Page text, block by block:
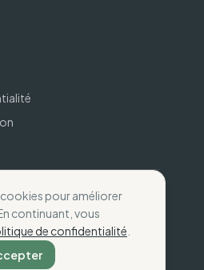
pour améliorer
continuant, vous
de confidentialité
Consommez selon
💚en France